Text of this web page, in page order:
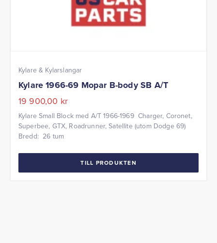
Kylare & Kylarslangar
Kylare 1966-69 Mopar B-body SB A/T
19 900,00 kr
Kylare Small Block med A/T 1966-1969 Charger, Coronet,
Superbee, GTX, Roadrunner, Satellite (utom Dodge 69)
Bredd: 26 tum
TILL PRODUKTEN